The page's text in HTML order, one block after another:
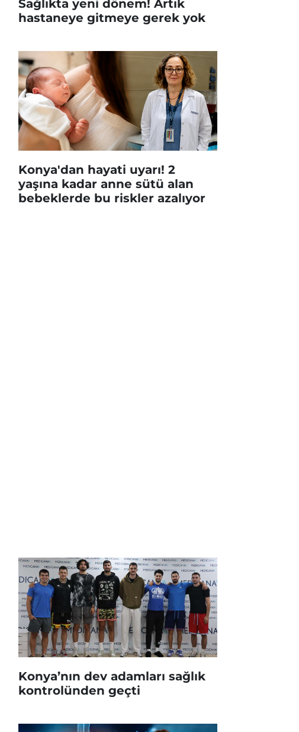
Sağlıkta yeni dönem! Artık
hastaneye gitmeye gerek yok
Konya'dan hayati uyarı! 2
yaşına kadar anne sütü alan
bebeklerde bu riskler azalıyor
Konya’nın dev adamları sağlık
kontrolünden geçti